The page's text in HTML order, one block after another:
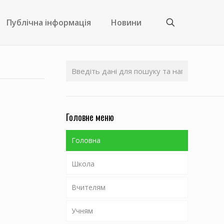
Публічна інформація Новини
Головне меню
Головна
Школа
Наші вчителі
Історія школи
Вчителям
Методична робота
Учням